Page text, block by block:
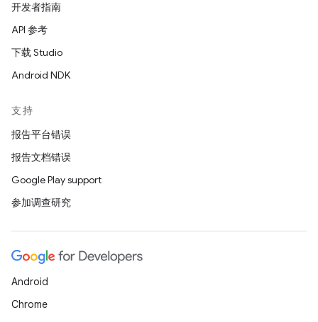
开发者指南
API 参考
下载 Studio
Android NDK
支持
报告平台错误
报告文档错误
Google Play support
参加调查研究
Android
Chrome